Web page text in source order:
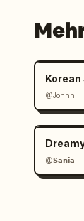
@Johnn
@𝗦𝗮𝗻𝗶𝗮